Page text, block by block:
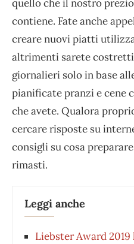
quello che il nostro
contiene. Fate anche
creare nuovi piatti
altrimenti sarete
giornalieri solo in base
pianificate pranzi e cene
che avete. Qualora
cercare risposte su
consigli su cosa
rimasti.
Leggi anche
Liebster Award